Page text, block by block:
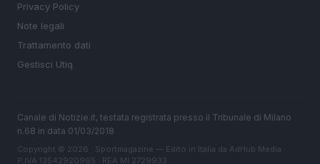
Privacy Policy
Note legali
Trattamento dati
Gestisci Utiq
Canale di Notizie.it, testata registrata presso il Tribunale di Milano
n.68 in data 01/03/2018
Copyright © 2026 · Sportmagazine — Edito in Italia da AdHub Media
P.IVA 13542920965 · REA MI 2729933